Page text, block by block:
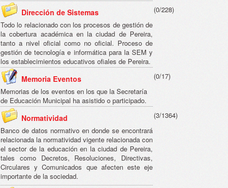
Dirección de Sistemas
(0/228)
Todo lo relacionado con los procesos de gestión de
la cobertura académica en la ciudad de Pereira,
tanto a nivel oficial como no oficial. Proceso de
gestión de tecnología e informática para la SEM y
los establecimientos educativos ofiales de Pereira.
Memoria Eventos
(0/17)
Memorias de los eventos en los que la Secretaría
de Educación Municipal ha asistido o participado.
Normatividad
(3/1364)
Banco de datos normativo en donde se encontrará
relacionada la normatividad vigente relacionada con
el sector de la educación en la ciudad de Pereira,
tales como Decretos, Resoluciones, Directivas,
Circulares y Comunicados que afecten este eje
importante de la sociedad.